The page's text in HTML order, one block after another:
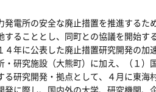
電所の安全な廃止措置を推進するた
ることとし、同町との協議を開始す
年に公表した廃止措置研究開発の加
研究施設（大熊町）に加え、（１）
研究開発・拠点として、４月に東海
に際し、国内外の大学、研究機関、